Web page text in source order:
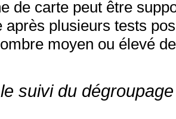
de carte peut être
après plusieurs tests
moyen ou élevé
le suivi du